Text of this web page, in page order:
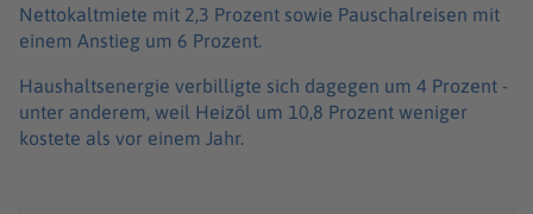
Nettokaltmiete mit 2,3 Prozent sowie Pauschalreisen mit
einem Anstieg um 6 Prozent.
Haushaltsenergie verbilligte sich dagegen um 4 Prozent -
unter anderem, weil Heizöl um 10,8 Prozent weniger
kostete als vor einem Jahr.